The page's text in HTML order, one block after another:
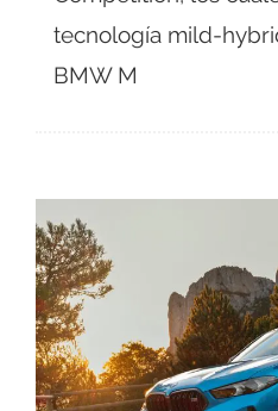
tecnología mild-
BMW M